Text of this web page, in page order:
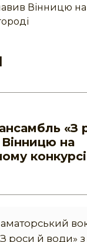
Вінницю
«З
на
роси й води»